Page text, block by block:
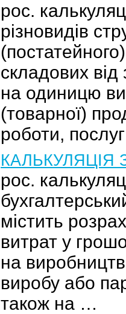
рос.
різновидів
складових від
на одиницю
(товарної)
роботи,
КАЛЬКУЛЯЦІЯ
рос.
містить
витрат у
на
виробу або
також на …